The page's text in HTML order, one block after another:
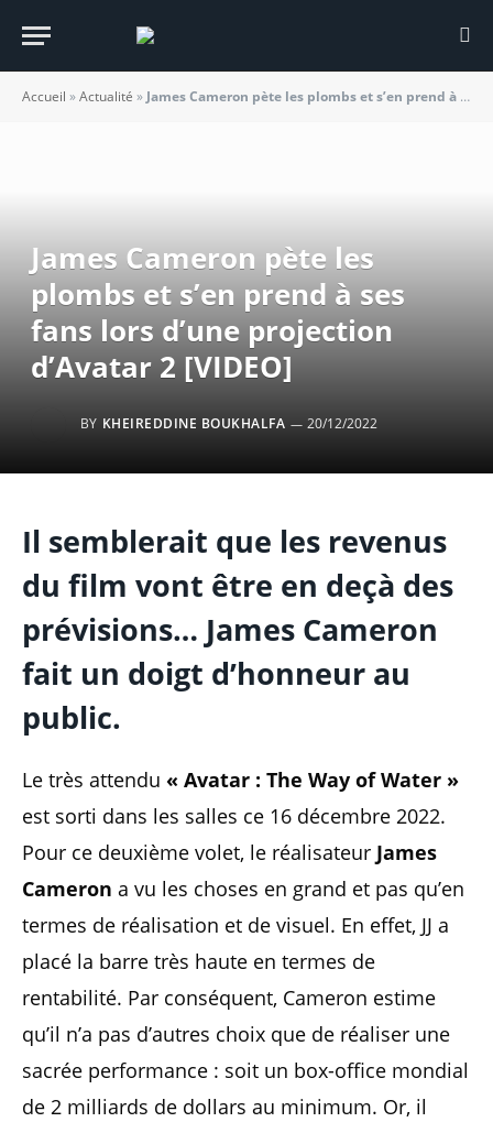
Accueil »Actualité » James Cameron pète les plombs et s’en prend à ses fans lors d’une projection d’Avatar 2 [VIDEO]
James Cameron pète les
plombs et s’en prend à ses
fans lors d’une projection
d’Avatar 2 [VIDEO]
BY KHEIREDDINE BOUKHALFA 20/12/2022
Il semblerait que les revenus
du film vont être en deçà des
prévisions… James Cameron
fait un doigt d’honneur au
public.
Le très attendu « Avatar : The Way of Water »
est sorti dans les salles ce 16 décembre 2022.
Pour ce deuxième volet, le réalisateur James
Cameron a vu les choses en grand et pas qu’en
termes de réalisation et de visuel. En effet, JJ a
placé la barre très haute en termes de
rentabilité. Par conséquent, Cameron estime
qu’il n’a pas d’autres choix que de réaliser une
sacrée performance : soit un box-office mondial
de 2 milliards de dollars au minimum. Or, il